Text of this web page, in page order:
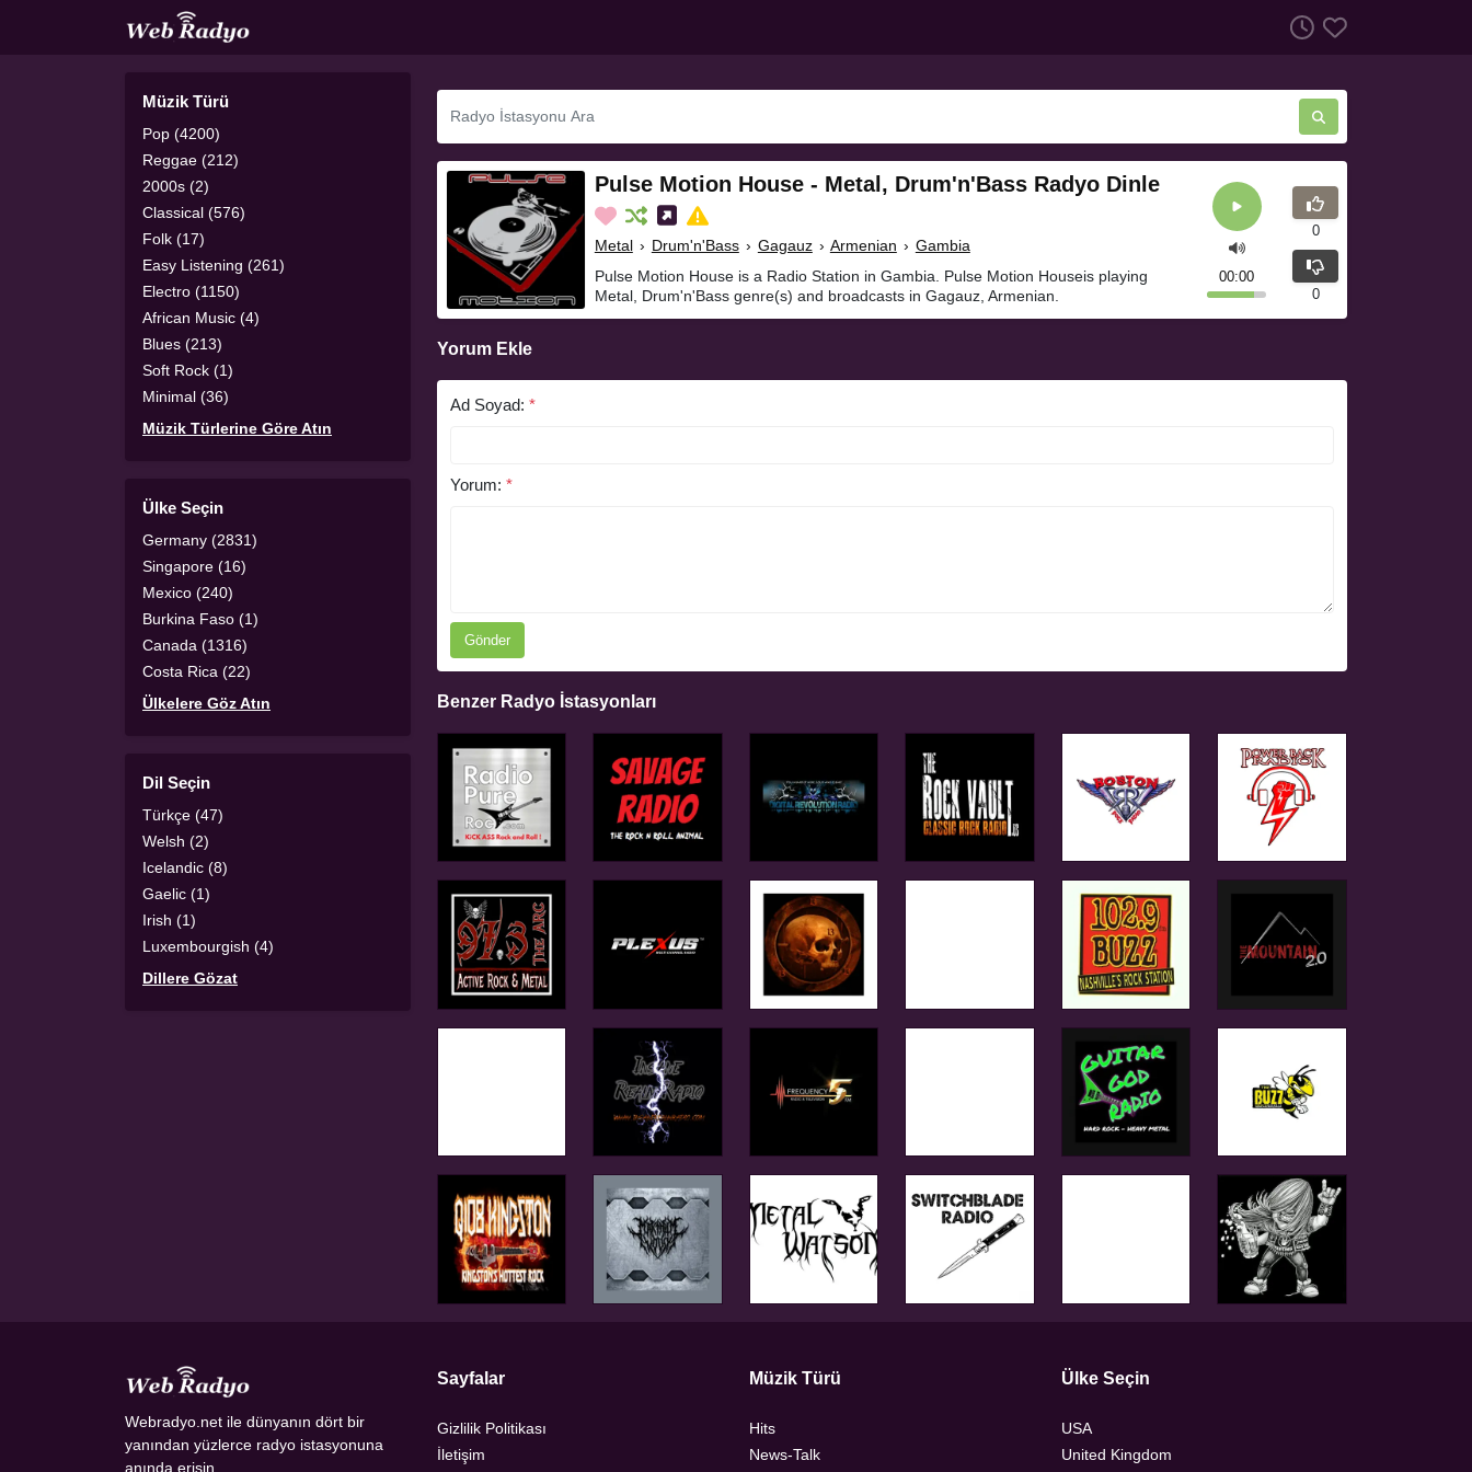
Müzik Türü
Pop (4200)
Reggae (212)
2000s (2)
Classical (576)
Folk (17)
Easy Listening (261)
Electro (1150)
African Music (4)
Blues (213)
Soft Rock (1)
Minimal (36)
Müzik Türlerine Göre Atın
Ülke Seçin
Germany (2831)
Singapore (16)
Mexico (240)
Burkina Faso (1)
Canada (1316)
Costa Rica (22)
Ülkelere Göz Atın
Dil Seçin
Türkçe (47)
Welsh (2)
Icelandic (8)
Gaelic (1)
Irish (1)
Luxembourgish (4)
Dillere Gözat
Pulse Motion House - Metal, Drum'n'Bass Radyo Dinle
Metal › Drum'n'Bass › Gagauz › Armenian › Gambia
Pulse Motion House is a Radio Station in Gambia. Pulse Motion Houseis playing
Metal, Drum'n'Bass genre(s) and broadcasts in Gagauz, Armenian.
00:00
0
0
Yorum Ekle
Ad Soyad: *
Yorum: *
Gönder
Benzer Radyo İstasyonları
Webradyo.net ile dünyanın dört bir
yanından yüzlerce radyo istasyonuna
anında erişin.
Sayfalar
Gizlilik Politikası
İletişim
Müzik Türü
Hits
News-Talk
Ülke Seçin
USA
United Kingdom